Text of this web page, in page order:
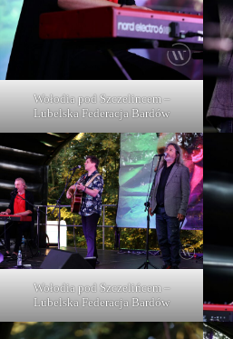
Wołodia pod Szczelincem –
Lubelska Federacja Bardów
Wołodia pod Szczelińcem –
Lubelska Federacja Bardów